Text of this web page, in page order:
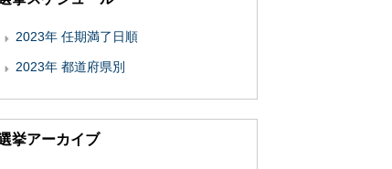
2023年 任期満了日順
2023年 都道府県別
挙アーカイブ